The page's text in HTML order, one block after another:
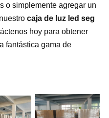
o simplemente agregar un
caja de luz led seg
hoy para obtener
fantástica gama de